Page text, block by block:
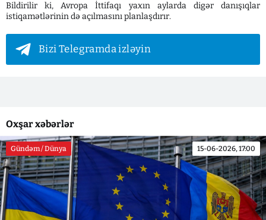
Bildirilir ki, Avropa İttifaqı yaxın aylarda digər danışıqlar
istiqamətlərinin də açılmasını planlaşdırır.
Bizi Telegramda izləyin
Oxşar xəbərlər
Gündəm / Dünya 15-06-2026, 17:00